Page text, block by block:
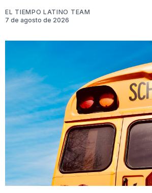
EL TIEMPO LATINO TEAM
7 de agosto de 2026